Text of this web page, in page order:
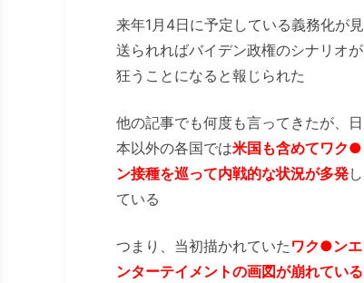
来年1月4日に予定している義務化が見
送られればバイデン政権のシナリオが
狂うことになると報じられた
他の記事でも何度も言ってきたが、日
本以外の各国では米国も含めてワク●
ン接種を巡って内戦的な状況が多発し
ている
つまり、当初描かれていた ワク●ンエ
ンターテイメントの画図が崩れている